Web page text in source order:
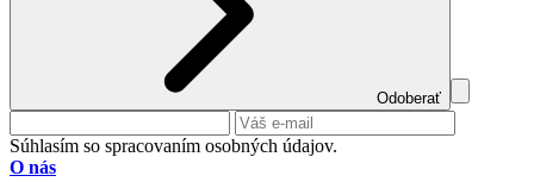
Odoberať
Súhlasím so spracovaním osobných údajov.
O nás